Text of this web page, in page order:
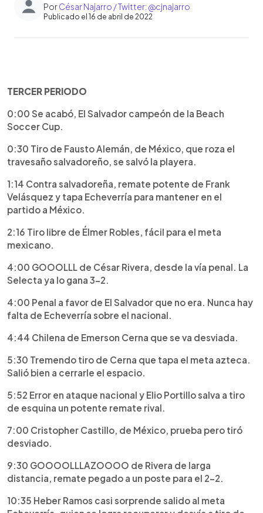
PorCésar Najarro / Twitter: @cjnajarro
Publicado el 16 de abril de 2022
► Escuchar artículo
TERCER PERIODO
0:00 Se acabó, El Salvador campeón de la Beach
Soccer Cup.
0:30 Tiro de Fausto Alemán, de México, que roza el
travesaño salvadoreño, se salvó la playera.
1:14 Contra salvadoreña, remate potente de Frank
Velásquez y tapa Echeverría para mantener en el
partido a México.
2:16 Tiro libre de Élmer Robles, fácil para el meta
mexicano.
4:00 GOOOLLL de César Rivera, desde la vía penal. La
Selecta ya lo gana 3-2.
4:00 Penal a favor de El Salvador que no era. Nunca hay
falta de Echeverría sobre el nacional.
4:44 Chilena de Emerson Cerna que se va desviada.
5:30 Tremendo tiro de Cerna que tapa el meta azteca.
Salió bien a cerrarle el espacio.
5:52 Error en ataque nacional y Elio Portillo salva a tiro
de esquina un potente remate rival.
7:00 Cristopher Castillo, de México, prueba pero tiró
desviado.
9:30 GOOOOLLLAZOOOO de Rivera de larga
distancia, remate pegado a un poste para el 2-2.
10:35 Heber Ramos casi sorprende salido al meta